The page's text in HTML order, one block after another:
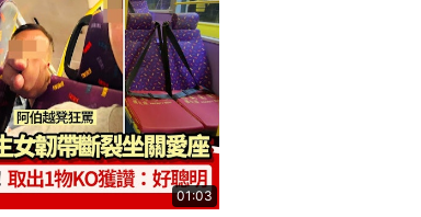
01:03